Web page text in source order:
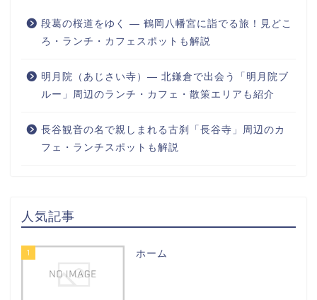
段葛の桜道をゆく ― 鶴岡八幡宮に詣でる旅！見どこ
ろ・ランチ・カフェスポットも解説
明月院（あじさい寺）― 北鎌倉で出会う「明月院ブ
ルー」周辺のランチ・カフェ・散策エリアも紹介
長谷観音の名で親しまれる古刹「長谷寺」周辺のカ
フェ・ランチスポットも解説
人気記事
1 ホーム